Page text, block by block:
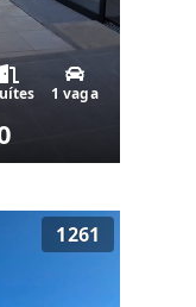
1 vaga
1261